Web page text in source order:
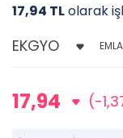
17,94 TLolarak
17,94 (-